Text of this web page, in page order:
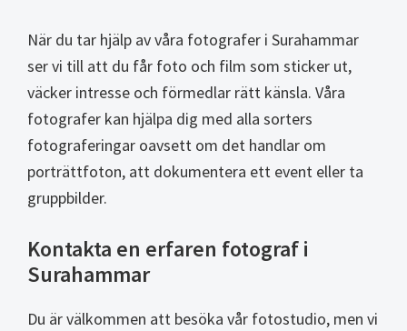
När du tar hjälp av våra fotografer i Surahammar
ser vi till att du får foto och film som sticker ut,
väcker intresse och förmedlar rätt känsla. Våra
fotografer kan hjälpa dig med alla sorters
fotograferingar oavsett om det handlar om
porträttfoton, att dokumentera ett event eller ta
gruppbilder.
Kontakta en erfaren fotograf i
Surahammar
Du är välkommen att besöka vår fotostudio, men vi